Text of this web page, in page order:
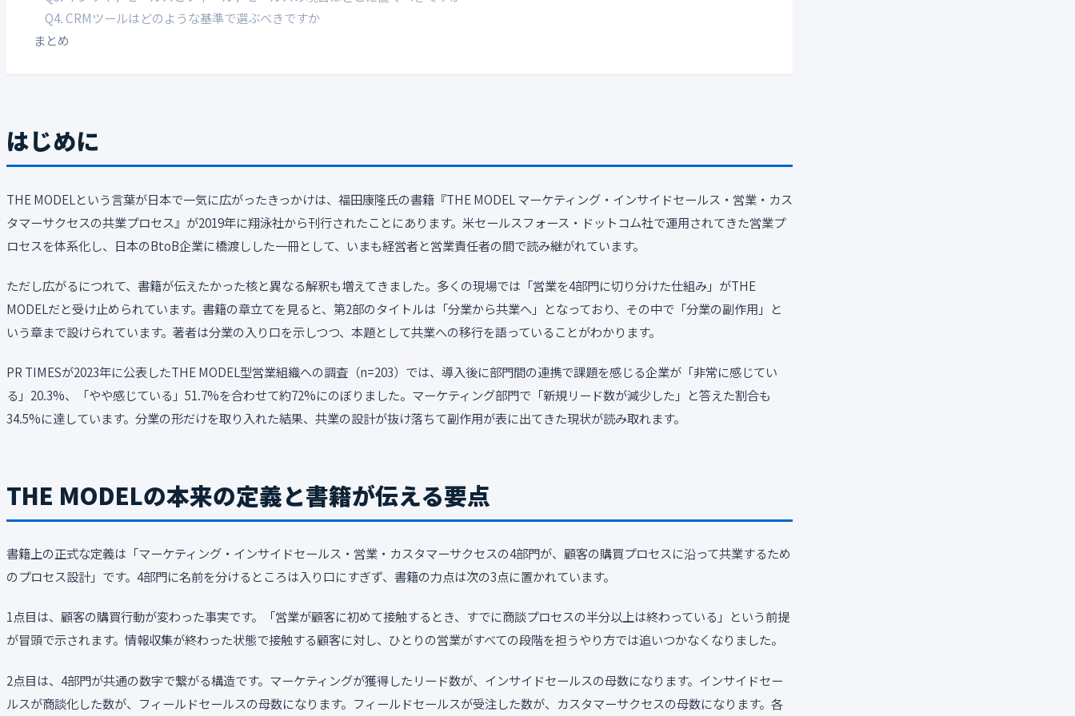
Q4. CRMツールはどのような基準で選ぶべきですか
まとめ
はじめに
THE MODELという言葉が日本で一気に広がったきっかけは、福田康隆氏の書籍『THE MODEL マーケティング・インサイドセールス・営業・カス
タマーサクセスの共業プロセス』が2019年に翔泳社から刊行されたことにあります。米セールスフォース・ドットコム社で運用されてきた営業プ
ロセスを体系化し、日本のBtoB企業に橋渡しした一冊として、いまも経営者と営業責任者の間で読み継がれています。
ただし広がるにつれて、書籍が伝えたかった核と異なる解釈も増えてきました。多くの現場では「営業を4部門に切り分けた仕組み」がTHE
MODELだと受け止められています。書籍の章立てを見ると、第2部のタイトルは「分業から共業へ」となっており、その中で「分業の副作用」と
いう章まで設けられています。著者は分業の入り口を示しつつ、本題として共業への移行を語っていることがわかります。
PR TIMESが2023年に公表したTHE MODEL型営業組織への調査（n=203）では、導入後に部門間の連携で課題を感じる企業が「非常に感じてい
る」20.3%、「やや感じている」51.7%を合わせて約72%にのぼりました。マーケティング部門で「新規リード数が減少した」と答えた割合も
34.5%に達しています。分業の形だけを取り入れた結果、共業の設計が抜け落ちて副作用が表に出てきた現状が読み取れます。
THE MODELの本来の定義と書籍が伝える要点
書籍上の正式な定義は「マーケティング・インサイドセールス・営業・カスタマーサクセスの4部門が、顧客の購買プロセスに沿って共業するため
のプロセス設計」です。4部門に名前を分けるところは入り口にすぎず、書籍の力点は次の3点に置かれています。
1点目は、顧客の購買行動が変わった事実です。「営業が顧客に初めて接触するとき、すでに商談プロセスの半分以上は終わっている」という前提
が冒頭で示されます。情報収集が終わった状態で接触する顧客に対し、ひとりの営業がすべての段階を担うやり方では追いつかなくなりました。
2点目は、4部門が共通の数字で繋がる構造です。マーケティングが獲得したリード数が、インサイドセールスの母数になります。インサイドセー
ルスが商談化した数が、フィールドセールスの母数になります。フィールドセールスが受注した数が、カスタマーサクセスの母数になります。各